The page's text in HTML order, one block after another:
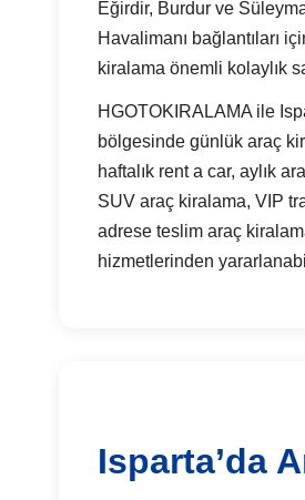
Eğirdir, Burdur ve
Havalimanı bağlantıları
kiralama önemli kolaylık
HGOTOKIRALAMA ile
bölgesinde günlük araç
haftalık rent a car, aylık
SUV araç kiralama, VIP
adrese teslim araç
hizmetlerinden
Isparta’da